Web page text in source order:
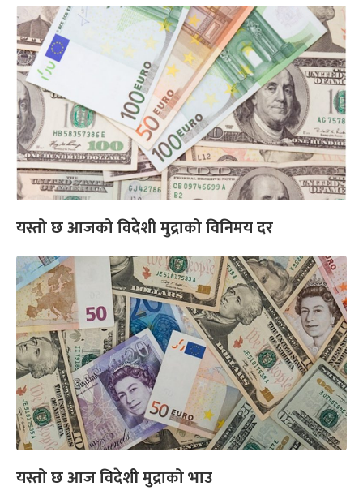
यस्तो छ आजको विदेशी मुद्राको विनिमय दर
यस्तो छ आज विदेशी मुद्राको भाउ